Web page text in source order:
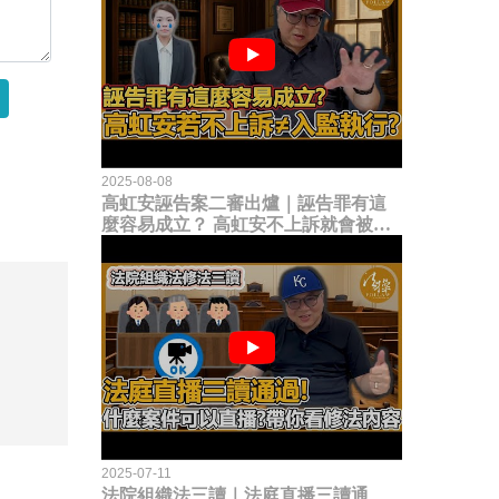
2025-08-08
高虹安誣告案二審出爐｜誣告罪有這
麼容易成立？ 高虹安不上訴就會被
2025-07-11
法院組織法三讀｜法庭直播三讀通